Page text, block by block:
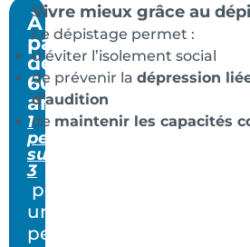
À
partir
de
60
ans
1
personne
sur
3
présente
une
perte
Vivre mieux grâce au
Le dépistage permet :
d’éviter l’isolement social
de prévenir la dépression
d’audition
de maintenir les capacités